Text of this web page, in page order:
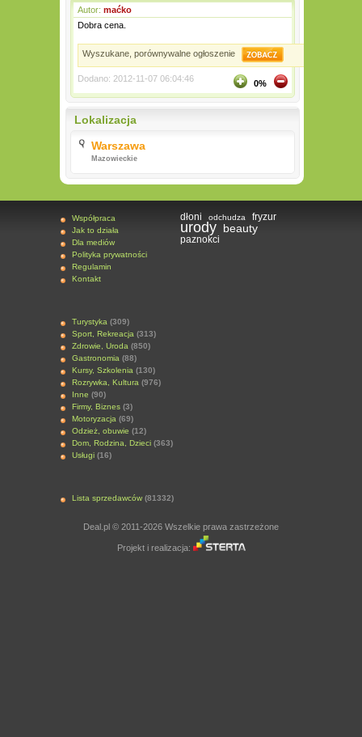
Autor: maćko
Dobra cena.
Wyszukane, porównywalne ogłoszenie
Dodano: 2012-11-07 06:04:46
0%
Lokalizacja
Warszawa
Mazowieckie
Współpraca
Jak to działa
Dla mediów
Polityka prywatności
Regulamin
Kontakt
Turystyka (309)
Sport, Rekreacja (313)
Zdrowie, Uroda (850)
Gastronomia (88)
Kursy, Szkolenia (130)
Rozrywka, Kultura (976)
Inne (90)
Firmy, Biznes (3)
Motoryzacja (69)
Odzież, obuwie (12)
Dom, Rodzina, Dzieci (363)
Usługi (16)
Lista sprzedawców (81332)
dłoni odchudza fryzur
urody beauty
paznokci
Deal.pl © 2011-2026 Wszelkie prawa zastrzeżone
Projekt i realizacja: